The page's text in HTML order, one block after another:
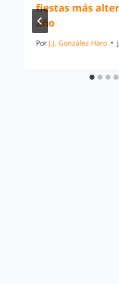
fiestas más
año
Por J.J. González Haro